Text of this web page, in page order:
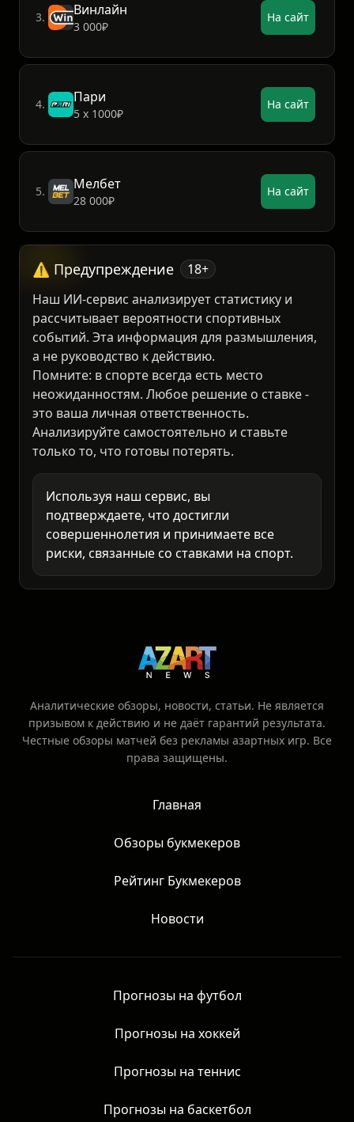
3.
3 000₽
На сайт
4.
5 х 1000₽
На сайт
5. На сайт
⚠️ Предупреждение
18+
Наш ИИ-сервис анализирует статистику и
рассчитывает вероятности спортивных
событий. Эта информация для размышления,
а не руководство к действию.
Помните: в спорте всегда есть место
неожиданностям. Любое решение о ставке -
это ваша личная ответственность.
Анализируйте самостоятельно и ставьте
только то, что готовы потерять.
Используя наш сервис, вы
подтверждаете, что достигли
совершеннолетия и принимаете все
риски, связанные со ставками на спорт.
Аналитические обзоры, новости, статьи. Не является
призывом к действию и не даёт гарантий результата.
Главная
Обзоры букмекеров
Рейтинг Букмекеров
Новости
Прогнозы на футбол
Прогнозы на хоккей
Прогнозы на теннис